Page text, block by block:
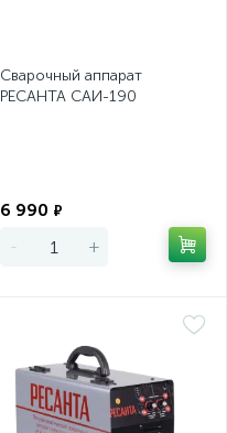
Сварочный аппарат
РЕСАНТА САИ-190
6 990 ₽
- +